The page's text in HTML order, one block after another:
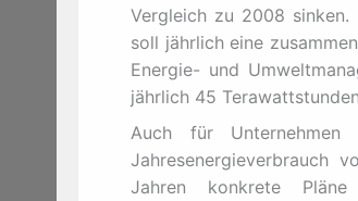
Vergleich zu 2008
soll jährlich eine
Energie- und
jährlich 45
Auch für
Jahresenergieverbrauch
Jahren konkrete Pläne